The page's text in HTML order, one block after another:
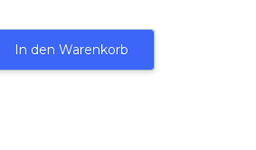
In den Warenkorb